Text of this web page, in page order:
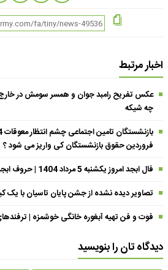
اخبار مرتبط
عکس تفریح رامبد جوان و همسر سومش در خارج |
چه شیکه
فروردین حقوق بازنشستگان کی واریز می شود ؟
فال ابجد امروز یکشنبه 5 مرداد 1404 | حروف ابجد از تغییرات مثبت خبر می‌دهند !
تصاویر دیده نشده از جشن پایان تاسیان با
فوت و فن تهیه آبغوره خانگی خوشمزه |
دیدگاه تان را بنویسید